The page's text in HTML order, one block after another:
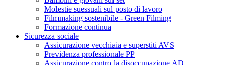
Molestie suessuali sul posto di lavoro
Filmmaking sostenibile - Green Filming
Formazione continua
Sicurezza sociale
Assicurazione vecchiaia e superstiti AVS
Previdenza professionale PP
Assicurazione contro la disoccupazione AD